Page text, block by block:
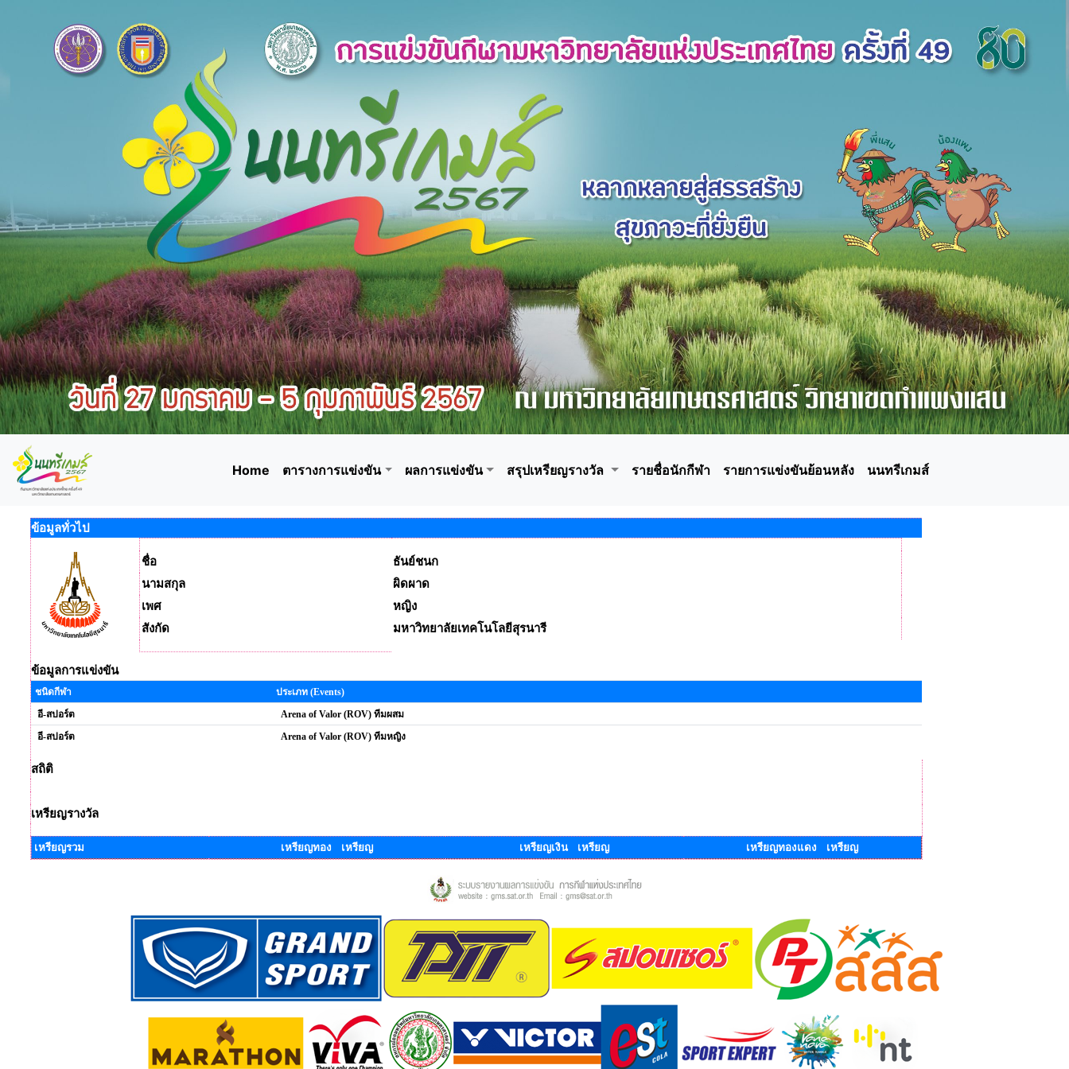
Home ตารางการแข่งขัน ผลการแข่งขัน สรุปเหรียญรางวัล รายชื่อนักกีฬา รายการแข่งขันย้อนหลัง นนทรีเกมส์
ข้อมูลทั่วไป
ชื่อ
ธันย์ชนก
นามสกุล
ผิดผาด
เพศ
หญิง
สังกัด
มหาวิทยาลัยเทคโนโลยีสุรนารี
ข้อมูลการแข่งขัน
ชนิดกีฬา
ประเภท (Events)
อี-สปอร์ต
Arena of Valor (ROV) ทีมผสม
อี-สปอร์ต
Arena of Valor (ROV) ทีมหญิง
สถิติ
เหรียญรางวัล
เหรียญรวม เหรียญทอง เหรียญ เหรียญเงิน เหรียญ เหรียญทองแดง เหรียญ